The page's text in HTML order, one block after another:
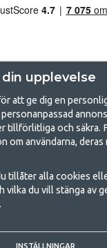
- Din butik
och uteliv
vara en livsstil eller ett
Oavsett vilken
erbjuder vi riktigt bra
utrustning för
upplevelse
att ge dig en
tillförlitliga och säkra.
om användarna,
tillåter alla cookies
du vill stänga av
INSTÄLLNINGAR